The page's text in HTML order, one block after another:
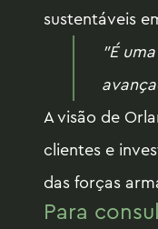
sustentáveis
"É
A visão de
clientes e
das forças
Para